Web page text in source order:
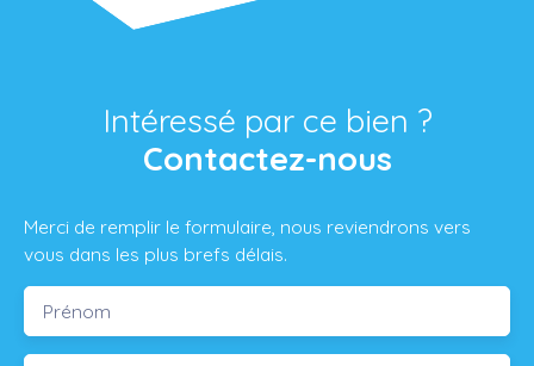
Intéressé par ce bien ?
Contactez-nous
Merci de remplir le formulaire, nous reviendrons vers
vous dans les plus brefs délais.
Prénom